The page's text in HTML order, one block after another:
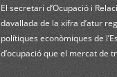
El secretari d’Ocupació i
davallada de la xifra d’atur
polítiques econòmiques de
d’ocupació que el mercat de